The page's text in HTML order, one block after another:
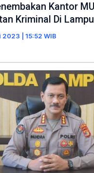
Di
Kantor
Kriminal Di
2023 | 15:52 WIB